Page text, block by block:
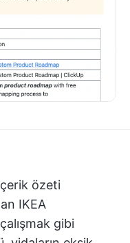
özeti
IKEA
gibi